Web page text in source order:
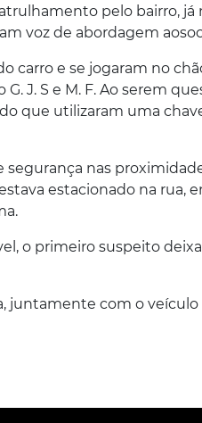
pelo bairro, já
voz de abordagem
carro e se jogaram no
J. S e M. F. Ao serem
que utilizaram uma
nas
estacionado na rua,
o primeiro suspeito deixa
juntamente com o veículo